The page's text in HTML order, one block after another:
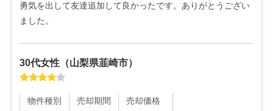
勇気を出して友達追加して良かったです。ありがとうござい
ました。
30代女性 （山梨県韮崎市）
物件種別
売却期間
売却価格